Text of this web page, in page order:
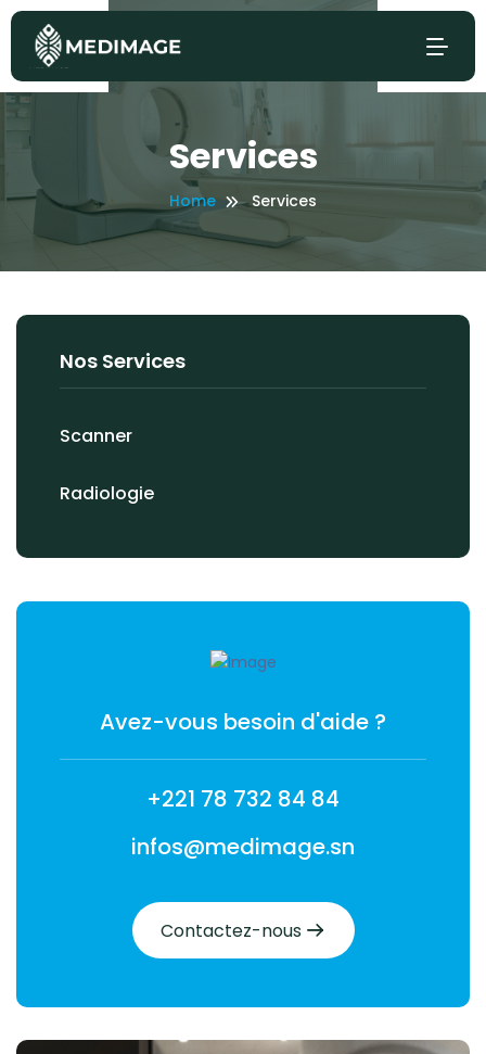
Services
Home Services
Nos Services
Scanner
Radiologie
Avez-vous besoin d'aide ?
+221 78 732 84 84
infos@medimage.sn
Contactez-nous